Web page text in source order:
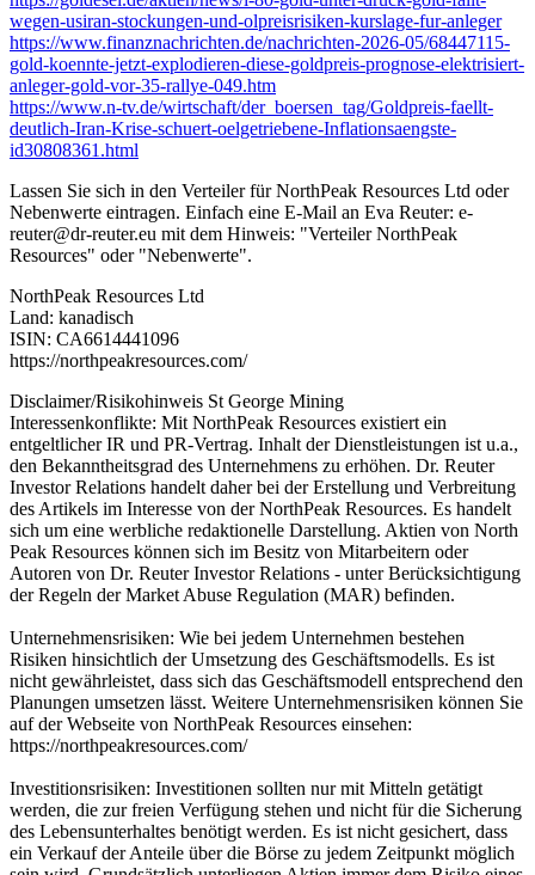
wegen-usiran-stockungen-und-olpreisrisiken-kurslage-fur-anleger
https://www.finanznachrichten.de/nachrichten-2026-05/68447115-
gold-koennte-jetzt-explodieren-diese-goldpreis-prognose-elektrisiert-
anleger-gold-vor-35-rallye-049.htm
https://www.n-tv.de/wirtschaft/der_boersen_tag/Goldpreis-faellt-
deutlich-Iran-Krise-schuert-oelgetriebene-Inflationsaengste-
id30808361.html
Lassen Sie sich in den Verteiler für NorthPeak Resources Ltd oder
Nebenwerte eintragen. Einfach eine E-Mail an Eva Reuter: e-
reuter@dr-reuter.eu mit dem Hinweis: "Verteiler NorthPeak
Resources" oder "Nebenwerte".
NorthPeak Resources Ltd
Land: kanadisch
ISIN: CA6614441096
https://northpeakresources.com/
Disclaimer/Risikohinweis St George Mining
Interessenkonflikte: Mit NorthPeak Resources existiert ein
entgeltlicher IR und PR-Vertrag. Inhalt der Dienstleistungen ist u.a.,
den Bekanntheitsgrad des Unternehmens zu erhöhen. Dr. Reuter
Investor Relations handelt daher bei der Erstellung und Verbreitung
des Artikels im Interesse von der NorthPeak Resources. Es handelt
sich um eine werbliche redaktionelle Darstellung. Aktien von North
Peak Resources können sich im Besitz von Mitarbeitern oder
Autoren von Dr. Reuter Investor Relations - unter Berücksichtigung
der Regeln der Market Abuse Regulation (MAR) befinden.
Unternehmensrisiken: Wie bei jedem Unternehmen bestehen
Risiken hinsichtlich der Umsetzung des Geschäftsmodells. Es ist
nicht gewährleistet, dass sich das Geschäftsmodell entsprechend den
Planungen umsetzen lässt. Weitere Unternehmensrisiken können Sie
auf der Webseite von NorthPeak Resources einsehen:
https://northpeakresources.com/
Investitionsrisiken: Investitionen sollten nur mit Mitteln getätigt
werden, die zur freien Verfügung stehen und nicht für die Sicherung
des Lebensunterhaltes benötigt werden. Es ist nicht gesichert, dass
ein Verkauf der Anteile über die Börse zu jedem Zeitpunkt möglich